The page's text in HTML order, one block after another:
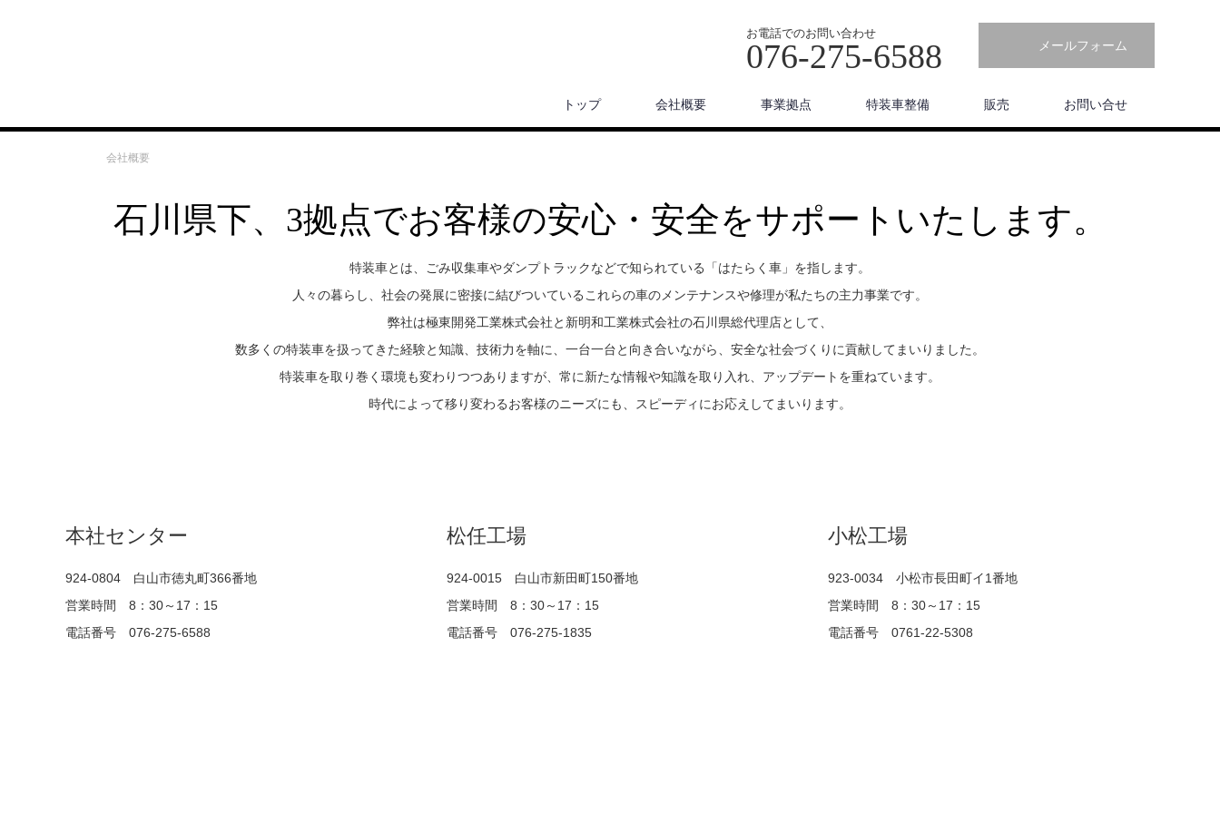
お電話でのお問い合わせ
076-275-6588 メールフォーム
トップ 会社概要 事業拠点 特装車整備 販売 お問い合せ
会社概要
石川県下、3拠点でお客様の安心・安全をサポートいたします。
特装車とは、ごみ収集車やダンプトラックなどで知られている「はたらく車」を指します。
人々の暮らし、社会の発展に密接に結びついているこれらの車のメンテナンスや修理が私たちの主力事業です。
弊社は極東開発工業株式会社と新明和工業株式会社の石川県総代理店として、
数多くの特装車を扱ってきた経験と知識、技術力を軸に、一台一台と向き合いながら、安全な社会づくりに貢献してまいりました。
特装車を取り巻く環境も変わりつつありますが、常に新たな情報や知識を取り入れ、アップデートを重ねています。
時代によって移り変わるお客様のニーズにも、スピーディにお応えしてまいります。
本社センター
924-0804 白山市徳丸町366番地
営業時間 8：30～17：15
電話番号 076-275-6588
松任工場
924-0015 白山市新田町150番地
営業時間 8：30～17：15
電話番号 076-275-1835
小松工場
923-0034 小松市長田町イ1番地
営業時間 8：30～17：15
電話番号 0761-22-5308